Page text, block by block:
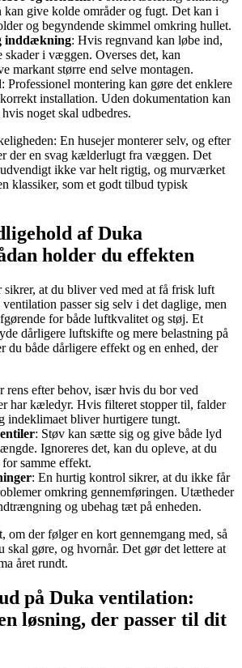
kan give kolde områder og fugt. Det kan i
og begyndende skimmel omkring hullet.
inddækning: Hvis regnvand kan løbe ind,
skader i væggen. Overses det, kan
markant større end selve montagen.
: Professionel montering kan gøre det enklere
installation. Uden dokumentation kan
noget skal udbedres.
En husejer monterer selv, og efter
der en svag kælderlugt fra væggen. Det
ikke var helt rigtig, og murværket
klassiker, som et godt tilbud typisk
af Duka
holder du effekten
sikrer, at du bliver ved med at få frisk luft
passer sig selv i det daglige, men
for både luftkvalitet og støj. Et
dårligere luftskifte og mere belastning på
du både dårligere effekt og en enhed, der
rens efter behov, især hvis du bor ved
har kæledyr. Hvis filteret stopper til, falder
indeklimaet bliver hurtigere tungt.
: Støv kan sætte sig og give både lyd
Ignoreres det, kan du opleve, at du
samme effekt.
: En hurtig kontrol sikrer, at du ikke får
omkring gennemføringen. Utætheder
og ubehag tæt på enheden.
om der følger en kort gennemgang med, så
skal gøre, og hvornår. Det gør det lettere at
året rundt.
på Duka ventilation:
løsning, der passer til dit